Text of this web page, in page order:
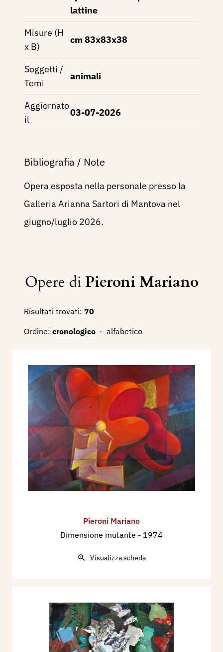
lattine
Misure (H
x B)
cm 83x83x38
Soggetti /
Temi
animali
Aggiornato
il
03-07-2026
Bibliografia / Note
Opera esposta nella personale presso la
Galleria Arianna Sartori di Mantova nel
giugno/luglio 2026.
Opere diPieroni Mariano
Risultati trovati: 70
Ordine: cronologico - alfabetico
Pieroni Mariano
Dimensione mutante - 1974
Visualizza scheda